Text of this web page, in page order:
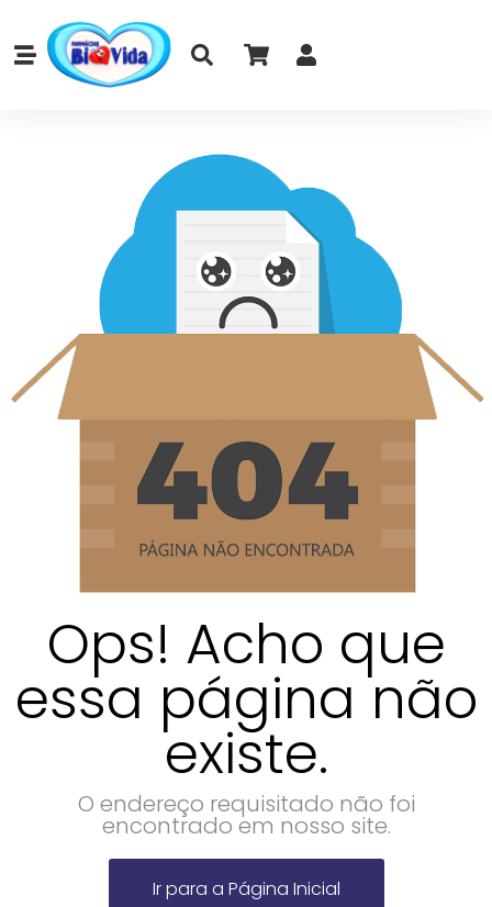
Ops! Acho que
essa página não
existe.
O endereço requisitado não foi
encontrado em nosso site.
Ir para a Página Inicial